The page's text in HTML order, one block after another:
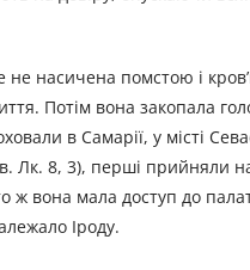
не насичена помстою і
Потім вона закопала
в Самарії, у місті
Лк. 8, 3), перші прийняли
ж вона мала доступ до
Іроду.